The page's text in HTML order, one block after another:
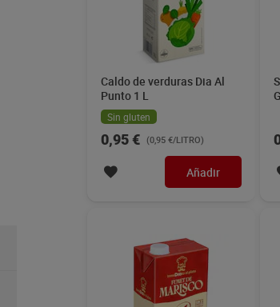
Caldo de verduras Dia Al
Punto 1 L
Sin gluten
0,95 € (0,95 €/LITRO)
Añadir